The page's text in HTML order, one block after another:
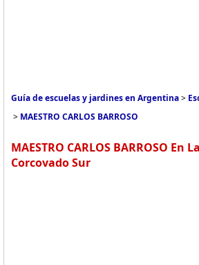
Guía de escuelas y jardines en Argentina>
> MAESTRO CARLOS BARROSO
MAESTRO CARLOS BARROSO En
Corcovado Sur